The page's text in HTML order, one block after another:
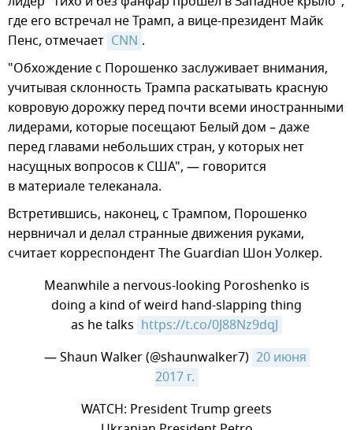
где его встречал не Трамп, а вице-президент Майк
Пенс, отмечает CNN .
"Обхождение с Порошенко заслуживает внимания,
учитывая склонность Трампа раскатывать красную
ковровую дорожку перед почти всеми иностранными
лидерами, которые посещают Белый дом – даже
перед главами небольших стран, у которых нет
насущных вопросов к США", — говорится
в материале телеканала.
Встретившись, наконец, с Трампом, Порошенко
нервничал и делал странные движения руками,
считает корреспондент The Guardian Шон Уолкер.
Meanwhile a nervous-looking Poroshenko is
doing a kind of weird hand-slapping thing
as he talks https://t.co/0J88Nz9dqJ
— Shaun Walker (@shaunwalker7) 20 июня
2017 г.
WATCH: President Trump greets